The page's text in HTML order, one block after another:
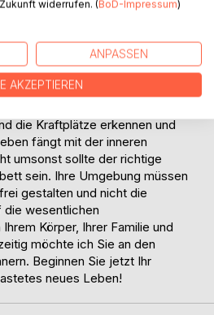
leben. Als praktizierender
einem unbelasteten gesunden
Strahlungen hinführen. In
zu Ihrem Schlafplatz, Ihrer
Hausratgegenständen
die Kraftplätze erkennen und
fängt mit der inneren
umsonst sollte der richtige
sein. Ihre Umgebung müssen
gestalten und nicht die
die wesentlichen
Körper, Ihrer Familie und
möchte ich Sie an den
Beginnen Sie jetzt Ihr
neues Leben!
widerrufen. (BoD-Impressum)
ANPASSEN
AKZEPTIEREN